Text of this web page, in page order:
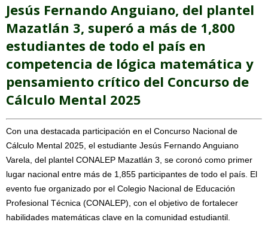
Jesús Fernando Anguiano, del plantel
Mazatlán 3, superó a más de 1,800
estudiantes de todo el país en
competencia de lógica matemática y
pensamiento crítico del Concurso de
Cálculo Mental 2025
Con una destacada participación en el Concurso Nacional de
Cálculo Mental 2025, el estudiante Jesús Fernando Anguiano
Varela, del plantel CONALEP Mazatlán 3, se coronó como primer
lugar nacional entre más de 1,855 participantes de todo el país. El
evento fue organizado por el Colegio Nacional de Educación
Profesional Técnica (CONALEP), con el objetivo de fortalecer
habilidades matemáticas clave en la comunidad estudiantil.